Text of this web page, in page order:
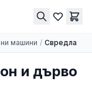
машини / Свредла
и дърво